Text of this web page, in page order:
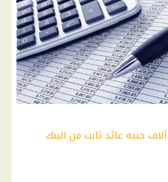
كيف تحصل علي 6 آلاف جنيه عائد ثابت من البنك